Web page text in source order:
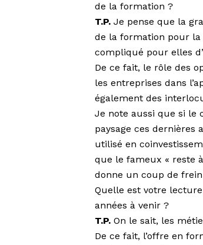
de la formation ?
T.P. Je pense que la
de la formation pour la
compliqué pour elles
De ce fait, le rôle des
les entreprises dans
également des
Je note aussi que si le
paysage ces dernières
utilisé en
que le fameux « reste
donne un coup de
Quelle est votre
années à venir ?
T.P. On le sait, les
De ce fait, l’offre en